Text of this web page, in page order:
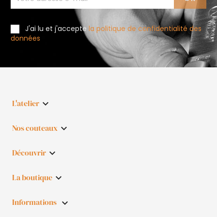
J'ai lu et j'acceptela politique de confidentialité des
données
L'atelier 
Nos couteaux 
Découvrir 
La boutique 
Informations keyboard_arrow_down